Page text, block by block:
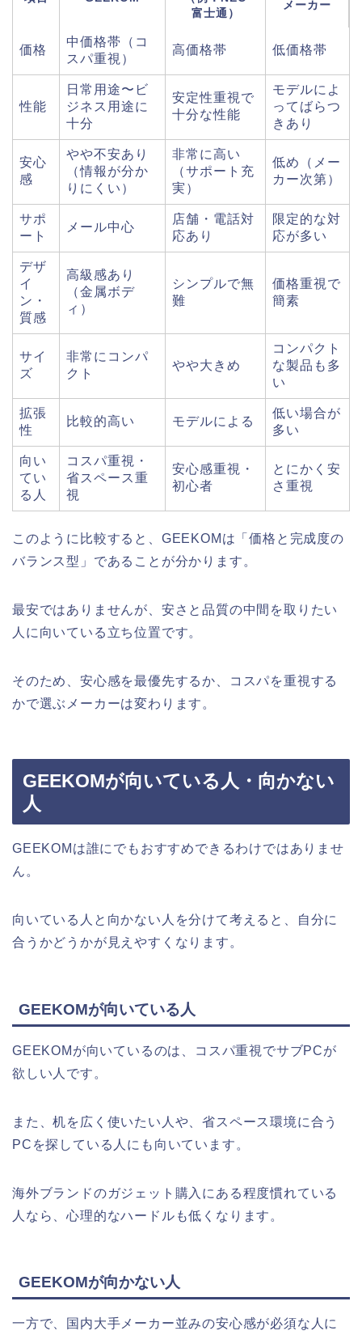
富士通）
メーカー
価格
中価格帯（コ
スパ重視）
高価格帯 低価格帯
性能
日常用途〜ビ
ジネス用途に
十分
安定性重視で
十分な性能
モデルによ
ってばらつ
きあり
安心
感
やや不安あり
（情報が分か
りにくい）
非常に高い
（サポート充
実）
低め（メー
カー次第）
サポ
ート
メール中心
店舗・電話対
応あり
限定的な対
応が多い
デザ
イ
ン・
質感
高級感あり
（金属ボデ
ィ）
シンプルで無
難
価格重視で
簡素
サイ
ズ
非常にコンパ
クト
やや大きめ
コンパクト
な製品も多
い
拡張
性
比較的高い モデルによる
低い場合が
多い
向い
てい
る人
コスパ重視・
省スペース重
視
安心感重視・
初心者
とにかく安
さ重視
このように比較すると、GEEKOMは「価格と完成度の
バランス型」であることが分かります。
最安ではありませんが、安さと品質の中間を取りたい
人に向いている立ち位置です。
そのため、安心感を最優先するか、コスパを重視する
かで選ぶメーカーは変わります。
GEEKOMが向いている人・向かない
人
GEEKOMは誰にでもおすすめできるわけではありませ
ん。
向いている人と向かない人を分けて考えると、自分に
合うかどうかが見えやすくなります。
GEEKOMが向いている人
GEEKOMが向いているのは、コスパ重視でサブPCが
欲しい人です。
また、机を広く使いたい人や、省スペース環境に合う
PCを探している人にも向いています。
海外ブランドのガジェット購入にある程度慣れている
人なら、心理的なハードルも低くなります。
GEEKOMが向かない人
一方で、国内大手メーカー並みの安心感が必須な人に